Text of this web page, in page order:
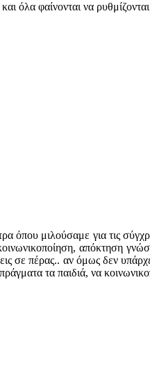
όλα φαίνονται να
μιλούσαμε για τις
απόκτηση
σε πέρας.. αν όμως δεν
τα παιδιά, να